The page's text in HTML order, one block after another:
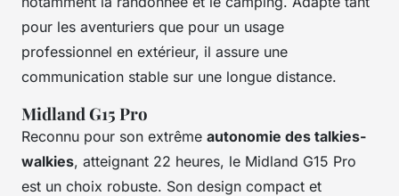
pour les aventuriers que pour un usage
professionnel en extérieur, il assure une
communication stable sur une longue distance.
Midland G15 Pro
Reconnu pour son extrême autonomie des talkies-
walkies, atteignant 22 heures, le Midland G15 Pro
est un choix robuste. Son design compact et